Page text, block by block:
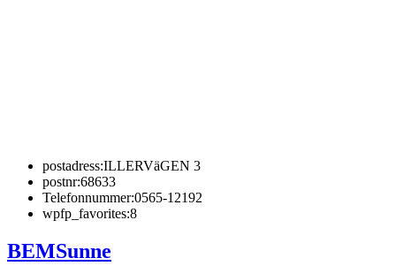
postadress:ILLERVäGEN 3
postnr:68633
Telefonnummer:0565-12192
wpfp_favorites:8
BEMSunne